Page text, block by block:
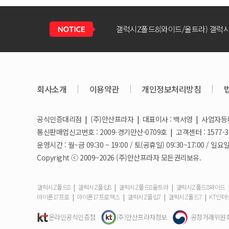
갤럭시S26 / 아이폰17e 공통지원금
갤럭시S26 사전예약 공지사항
회사소개 | 이용약관 | 개인정보처리방침 |
공식인증대리점 | (주)안산프라자 | 대표이사 : 백서영 | 사업자
통신판매업신고번호 : 2009-경기안산-0709호 | 고객센터 : 1577-
운영시간 : 월~금 09:30 ~ 19:00 / 토(공휴일) 09:30~17:00 / 일요
Copyright ⓒ 2009~2026 (주)안산프라자 모든권리보유.
갤럭시Z폴드8 | 갤럭시Z플립8 | 갤럭시Z폴드8울트라 | 갤럭시Z폴드8와이드
아이폰17프로 | 아이폰17프로맥스 | 갤럭시Z플립7 | 갤럭시Z폴드7 | KT인터
온라인공식인증점 (주)안산프라자정보 공정거래위원